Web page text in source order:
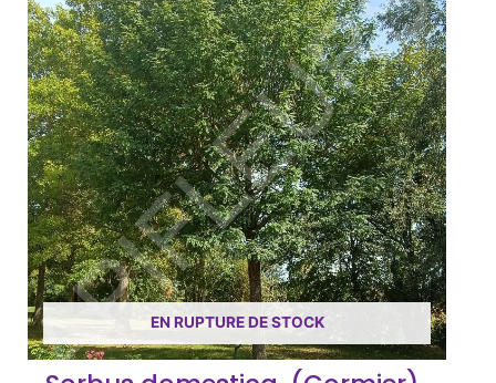
EN RUPTURE DE STOCK